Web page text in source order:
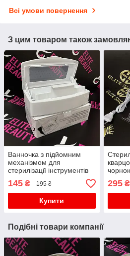
Всі умови повернення
З цим товаром також
Ванночка з підйомним
механізмом для
стерилізації інструментів
145 ₴ 195 ₴
Купити
295₴
Подібні товари компанії